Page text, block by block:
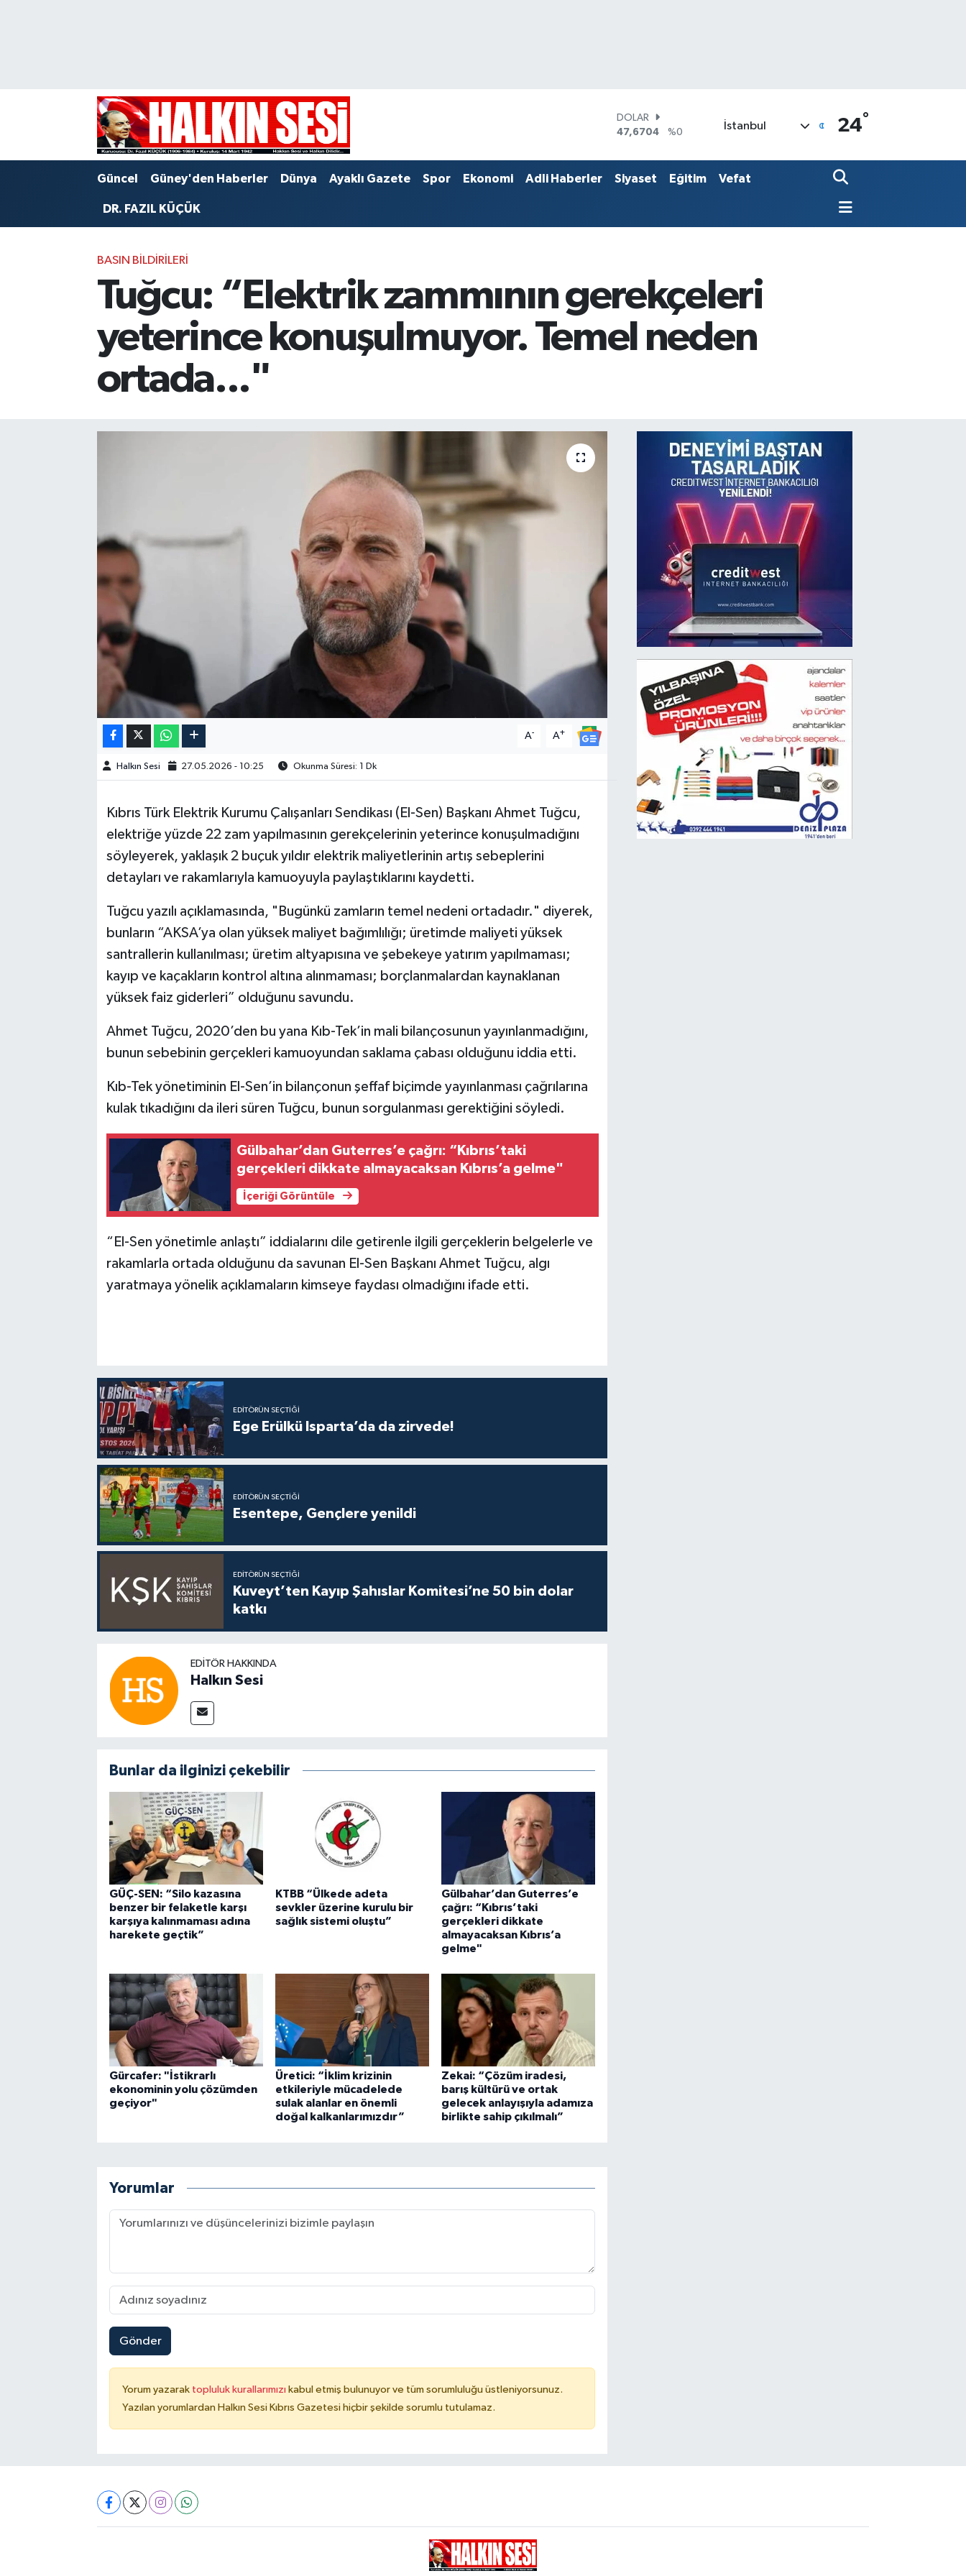
DOLAR
47,6704
%0
55,0406
%-0.08
STERLİN
İstanbul 24°
Güncel Güney'den Haberler Dünya Ayaklı Gazete Spor Ekonomi Adli Haberler Siyaset Eğitim Vefat
DR. FAZIL KÜÇÜK
BASIN BILDIRILERI
Tuğcu: “Elektrik zammının gerekçeleri
yeterince konuşulmuyor. Temel neden
ortada..."
A- A+
Halkın Sesi 27.05.2026 - 10:25 Okunma Süresi: 1 Dk
Kıbrıs Türk Elektrik Kurumu Çalışanları Sendikası (El-Sen) Başkanı Ahmet Tuğcu,
elektriğe yüzde 22 zam yapılmasının gerekçelerinin yeterince konuşulmadığını
söyleyerek, yaklaşık 2 buçuk yıldır elektrik maliyetlerinin artış sebeplerini
detayları ve rakamlarıyla kamuoyuyla paylaştıklarını kaydetti.
Tuğcu yazılı açıklamasında, "Bugünkü zamların temel nedeni ortadadır." diyerek,
bunların “AKSA’ya olan yüksek maliyet bağımlılığı; üretimde maliyeti yüksek
santrallerin kullanılması; üretim altyapısına ve şebekeye yatırım yapılmaması;
kayıp ve kaçakların kontrol altına alınmaması; borçlanmalardan kaynaklanan
yüksek faiz giderleri” olduğunu savundu.
Ahmet Tuğcu, 2020’den bu yana Kıb-Tek’in mali bilançosunun yayınlanmadığını,
bunun sebebinin gerçekleri kamuoyundan saklama çabası olduğunu iddia etti.
Kıb-Tek yönetiminin El-Sen’in bilançonun şeffaf biçimde yayınlanması çağrılarına
kulak tıkadığını da ileri süren Tuğcu, bunun sorgulanması gerektiğini söyledi.
Gülbahar’dan Guterres’e çağrı: “Kıbrıs’taki
gerçekleri dikkate almayacaksan Kıbrıs’a gelme"
İçeriği Görüntüle
“El-Sen yönetimle anlaştı” iddialarını dile getirenle ilgili gerçeklerin belgelerle ve
rakamlarla ortada olduğunu da savunan El-Sen Başkanı Ahmet Tuğcu, algı
yaratmaya yönelik açıklamaların kimseye faydası olmadığını ifade etti.
EDITÖRÜN SEÇTIĞI
Ege Erülkü Isparta’da da zirvede!
EDITÖRÜN SEÇTIĞI
Esentepe, Gençlere yenildi
EDITÖRÜN SEÇTIĞI
Kuveyt’ten Kayıp Şahıslar Komitesi’ne 50 bin dolar
katkı
EDITÖR HAKKINDA
Halkın Sesi
Bunlar da ilginizi çekebilir
GÜÇ-SEN: “Silo kazasına
benzer bir felaketle karşı
karşıya kalınmaması adına
harekete geçtik”
KTBB “Ülkede adeta
sevkler üzerine kurulu bir
sağlık sistemi oluştu”
Gülbahar’dan Guterres’e
çağrı: “Kıbrıs’taki
gerçekleri dikkate
almayacaksan Kıbrıs’a
gelme"
Gürcafer: "İstikrarlı
ekonominin yolu çözümden
geçiyor"
Üretici: “İklim krizinin
etkileriyle mücadelede
sulak alanlar en önemli
doğal kalkanlarımızdır”
Zekai: “Çözüm iradesi,
barış kültürü ve ortak
gelecek anlayışıyla adamıza
birlikte sahip çıkılmalı”
Yorumlar
Gönder
Yorum yazarak topluluk kurallarımızı kabul etmiş bulunuyor ve tüm sorumluluğu üstleniyorsunuz.
Yazılan yorumlardan Halkın Sesi Kıbrıs Gazetesi hiçbir şekilde sorumlu tutulamaz.
Trafik Durumu
Puan Durumu ve Fikstür